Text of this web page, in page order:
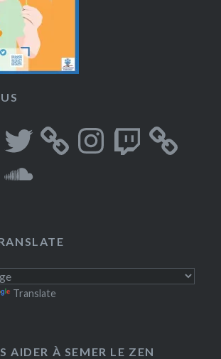
Twitter InstagramTwitch
Translate
AIDER À SEMER LE ZEN